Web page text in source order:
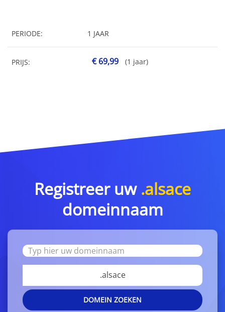
PERIODE: 1 JAAR
PRIJS: € 69,99 (1 jaar)
Registreer uw .alsace
domeinnaam
.alsace
DOMEIN ZOEKEN